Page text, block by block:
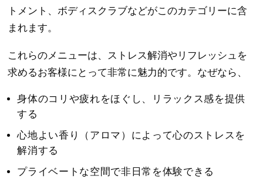
トメント、ボディスクラブなどがこのカテゴリーに含
まれます。
これらのメニューは、ストレス解消やリフレッシュを
求めるお客様にとって非常に魅力的です。なぜなら、
身体のコリや疲れをほぐし、リラックス感を提供
する
心地よい香り（アロマ）によって心のストレスを
解消する
プライベートな空間で非日常を体験できる